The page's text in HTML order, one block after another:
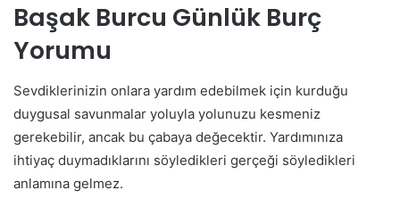
Başak Burcu Günlük Burç
Yorumu
Sevdiklerinizin onlara yardım edebilmek için kurduğu
duygusal savunmalar yoluyla yolunuzu kesmeniz
gerekebilir, ancak bu çabaya değecektir. Yardımınıza
ihtiyaç duymadıklarını söyledikleri gerçeği söyledikleri
anlamına gelmez.